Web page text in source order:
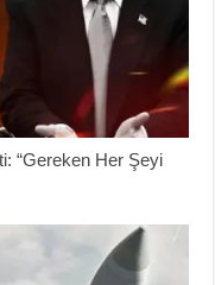
“Gereken Her Şeyi